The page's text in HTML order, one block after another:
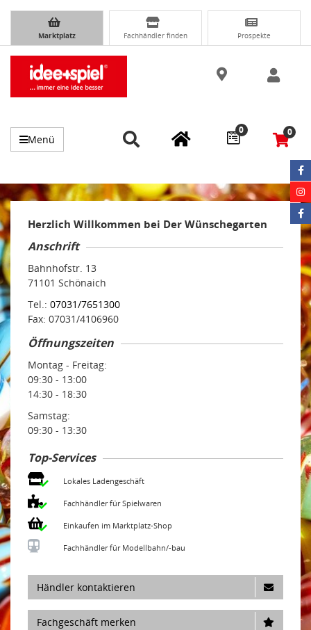
Marktplatz Fachhändler finden Prospekte
Menü
0 0
Herzlich Willkommen bei Der Wünschegarten
Anschrift
Bahnhofstr. 13
71101 Schönaich
Tel.: 07031/7651300
Fax: 07031/4106960
Öffnungszeiten
Montag - Freitag:
09:30 - 13:00
14:30 - 18:30
Samstag:
09:30 - 13:30
Top-Services
Lokales Ladengeschäft
Fachhändler für Spielwaren
Einkaufen im Marktplatz-Shop
Fachhändler für Modellbahn/-bau
Händler kontaktieren
Fachgeschäft merken